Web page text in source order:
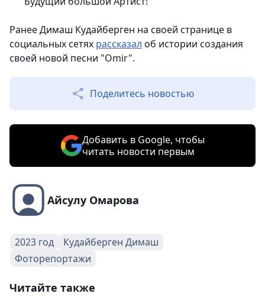
Ранее Димаш Кудайберген на своей странице в
социальных сетях рассказал об истории создания
своей новой песни "Omir".
Поделитесь новостью
Добавить в Google, чтобы
читать новости первым
Айсулу Омарова
2023 год
Кудайберген Димаш
Фоторепортажи
Читайте также